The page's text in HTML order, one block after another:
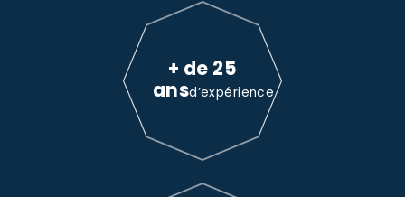
+ de 25
ansd’expérience